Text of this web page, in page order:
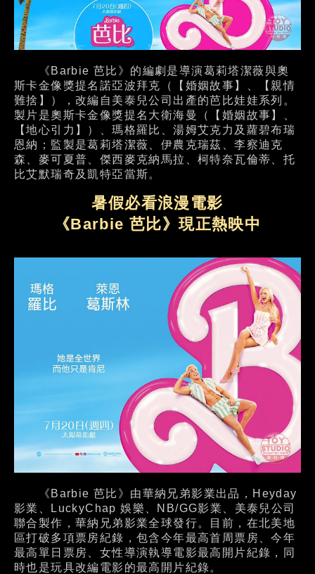
《Barbie 芭比》的編劇是導演葛莉塔潔薇與奧
斯卡金像獎提名諾亞波拜克（【婚姻故事】、【親情
難捨】），改編自美泰兒公司出產的芭比娃娃系列。
製片是奧斯卡金像獎提名大衛海曼（【婚姻故事】、
【地心引力】）、瑪格羅比、湯姆艾克力及蘿碧布瑞
恩納；監製是葛莉塔潔薇、伊農克瑞茲、李察迪克
森、麥可夏普、傑西麥克納馬拉、柯特奈瓦倫蒂、托
比艾默瑞奇及凱特亞當斯。
暑假必看浪漫電影
《Barbie 芭比》現正熱映中
《Barbie 芭比》由華納兄弟影業出品，Heyday
影業、LuckyChap 娛樂、NB/GG影業、美泰兒公司
聯合製作，華納兄弟影業全球發行。目前，在北美地
區打破多項票房紀錄，包含今年最高首周票房、今年
最高單日票房、女性導演執導電影最高開片紀錄，同
時也是玩具改編電影的最高開片紀錄。